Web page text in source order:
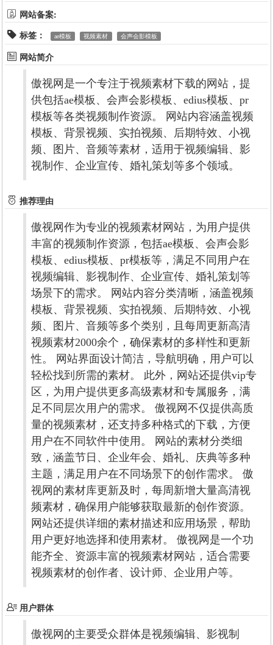
网站备案:
标签：
ae模板 视频素材 会声会影模板
网站简介
傲视网是一个专注于视频素材下载的网站，提
供包括ae模板、会声会影模板、edius模板、pr
模板等各类视频制作资源。 网站内容涵盖视频
模板、背景视频、实拍视频、后期特效、小视
频、图片、音频等素材，适用于视频编辑、影
视制作、企业宣传、婚礼策划等多个领域。
推荐理由
傲视网作为专业的视频素材网站，为用户提供
丰富的视频制作资源，包括ae模板、会声会影
模板、edius模板、pr模板等，满足不同用户在
视频编辑、影视制作、企业宣传、婚礼策划等
场景下的需求。 网站内容分类清晰，涵盖视频
模板、背景视频、实拍视频、后期特效、小视
频、图片、音频等多个类别，且每周更新高清
视频素材2000余个，确保素材的多样性和更新
性。 网站界面设计简洁，导航明确，用户可以
轻松找到所需的素材。 此外，网站还提供vip专
区，为用户提供更多高级素材和专属服务，满
足不同层次用户的需求。 傲视网不仅提供高质
量的视频素材，还支持多种格式的下载，方便
用户在不同软件中使用。 网站的素材分类细
致，涵盖节日、企业年会、婚礼、庆典等多种
主题，满足用户在不同场景下的创作需求。 傲
视网的素材库更新及时，每周新增大量高清视
频素材，确保用户能够获取最新的创作资源。
网站还提供详细的素材描述和应用场景，帮助
用户更好地选择和使用素材。 傲视网是一个功
能齐全、资源丰富的视频素材网站，适合需要
视频素材的创作者、设计师、企业用户等。
用户群体
傲视网的主要受众群体是视频编辑、影视制